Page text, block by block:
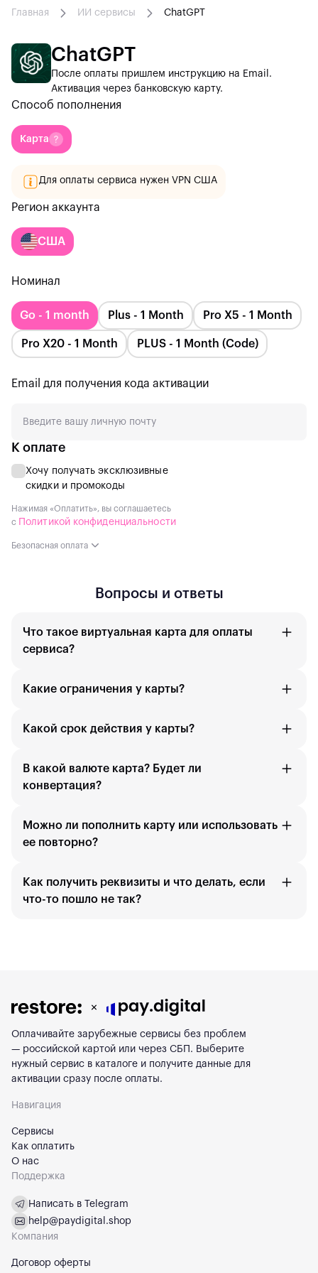
Главная ИИ сервисы ChatGPT
ChatGPT
После оплаты пришлем инструкцию на Email.
Активация через банковскую карту.
Способ пополнения
Карта
Для оплаты сервиса нужен VPN США
Регион аккаунта
США
Номинал
Go - 1 month Plus - 1 Month Pro Х5 - 1 Month
Pro Х20 - 1 Month PLUS - 1 Month (Сode)
Email для получения кода активации
К оплате
Хочу получать эксклюзивные
скидки и промокоды
Нажимая «Оплатить», вы соглашаетесь
с
Политикой конфиденциальности
Безопасная оплата
Вопросы и ответы
Что такое виртуальная карта для оплаты
сервиса?
Какие ограничения у карты?
Какой срок действия у карты?
В какой валюте карта? Будет ли
конвертация?
Можно ли пополнить карту или использовать
ее повторно?
Как получить реквизиты и что делать, если
что-то пошло не так?
Оплачивайте зарубежные сервисы без проблем
— российской картой или через СБП. Выберите
нужный сервис в каталоге и получите данные для
активации сразу после оплаты.
Навигация
Сервисы
Как оплатить
О нас
Поддержка
Написать в Telegram
help@paydigital.shop
Компания
Договор оферты